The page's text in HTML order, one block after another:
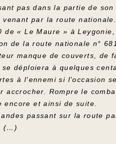
pas dans la partie de
par la route
« Le Maure » à
de la route nationale n°
manque de couverts, de
déploiera à quelques
à l'ennemi si l'occasion
Rompre le
et ainsi de suite.
passant sur la route
(…)